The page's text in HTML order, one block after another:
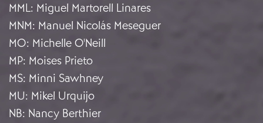
MML: Miguel Martorell Linares
MNM: Manuel Nicolás Meseguer
MO: Michelle O'Neill
MP: Moises Prieto
MS: Minni Sawhney
MU: Mikel Urquijo
NB: Nancy Berthier